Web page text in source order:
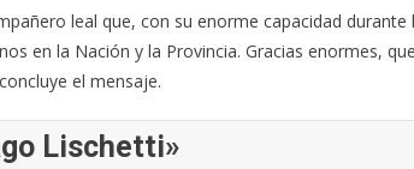
leal que, con su enorme capacidad durante
en la Nación y la Provincia. Gracias enormes,
el mensaje.
Lischetti»